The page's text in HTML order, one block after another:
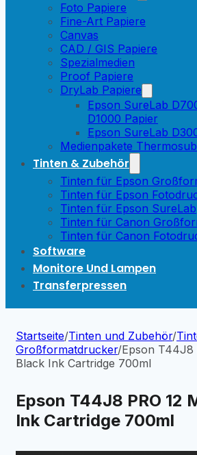
Foto Papiere
Fine-Art Papiere
Canvas
CAD / GIS Papiere
Spezialmedien
Proof Papiere
DryLab Papiere
Epson SureLab
D1000 Papier
Epson SureLab
Medienpakete
Tinten & Zubehör
Tinten für Epson
Tinten für Epson
Tinten für Epson SureLab
Tinten für Canon
Tinten für Canon
Software
Monitore Und Lampen
Transferpressen
Startseite/Tinten und Zubehör/
Großformatdrucker/Epson T44J8
Black Ink Cartridge 700ml
Epson T44J8 PRO 12
Ink Cartridge 700ml